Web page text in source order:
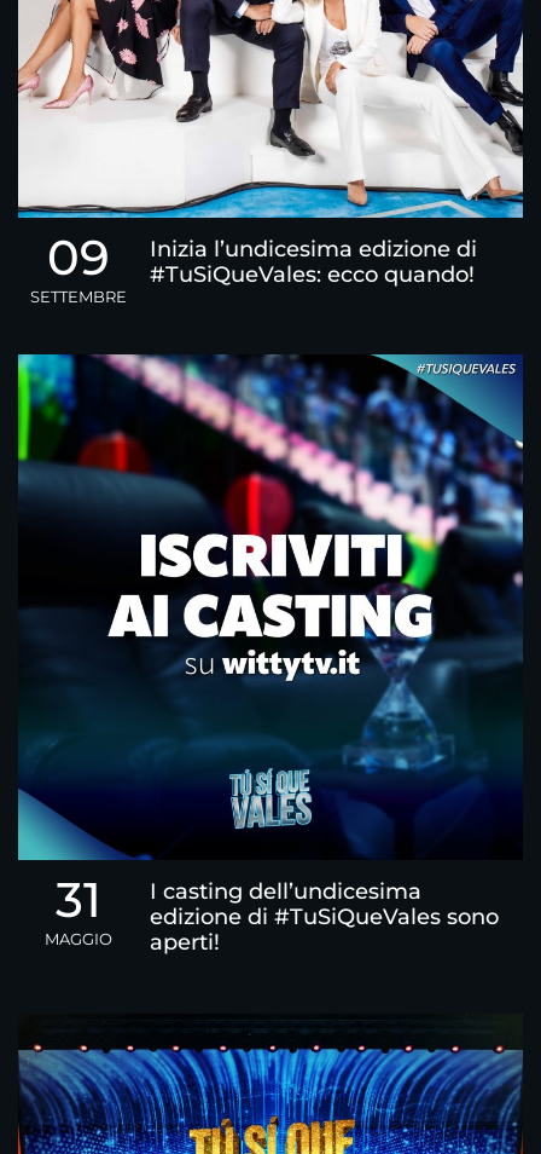
09
SETTEMBRE
Inizia l’undicesima edizione di
#TuSiQueVales: ecco quando!
31
MAGGIO
I casting dell’undicesima
edizione di #TuSiQueVales sono
aperti!